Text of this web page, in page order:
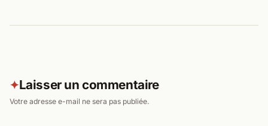
✦Laisser un commentaire
Votre adresse e-mail ne sera pas publiée.